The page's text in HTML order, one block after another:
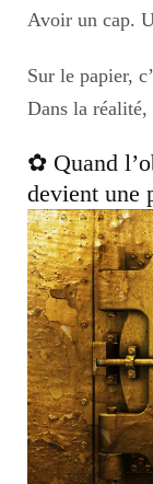
Avoir un cap.
Sur le papier,
Dans la réalité,
✿ Quand
devient une